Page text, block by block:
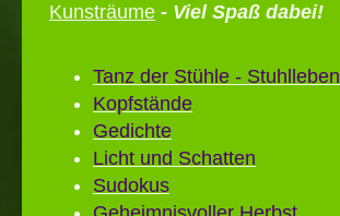
Kunsträume - Viel Spaß dabei!
Tanz der Stühle - Stuhlleben
Kopfstände
Gedichte
Licht und Schatten
Sudokus